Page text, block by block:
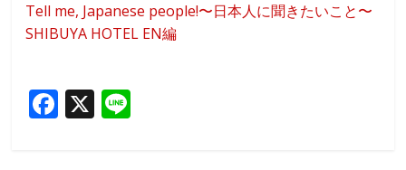
Tell me, Japanese people!〜日本人に聞きたいこと〜
SHIBUYA HOTEL EN編
F X